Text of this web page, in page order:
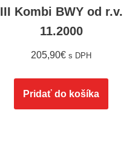
III Kombi BWY od r.v.
11.2000
205,90€ s DPH
Pridať do košíka